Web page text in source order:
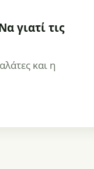
γιατί τις
και η